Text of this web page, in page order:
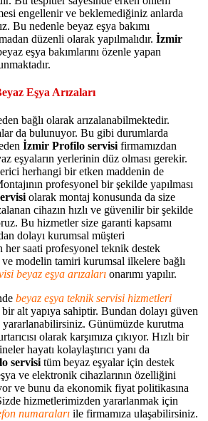
engellenir ve beklemediğiniz anlarda
Bu nedenle beyaz eşya bakımı
düzenli olarak yapılmalıdır. İzmir
eşya bakımlarını özenle yapan
Eşya Arızaları
bağlı olarak arızalanabilmektedir.
da bulunuyor. Bu gibi durumlarda
İzmir Profilo servisi firmamızdan
eşyaların yerlerinin düz olması gerekir.
herhangi bir etken maddenin de
profesyonel bir şekilde yapılması
olarak montaj konusunda da size
cihazın hızlı ve güvenilir bir şekilde
Bu hizmetler size garanti kapsamı
dolayı kurumsal müşteri
saati profesyonel teknik destek
modelin tamiri kurumsal ilkelere bağlı
beyaz eşya arızaları onarımı yapılır.
beyaz eşya teknik servisi hizmetleri
alt yapıya sahiptir. Bundan dolayı güven
Günümüzde kurutma
olarak karşımıza çıkıyor. Hızlı bir
hayatı kolaylaştırıcı yanı da
servisi tüm beyaz eşyalar için destek
ve elektronik cihazlarının özelliğini
ve bunu da ekonomik fiyat politikasına
hizmetlerimizden yararlanmak için
numaraları ile firmamıza ulaşabilirsiniz.